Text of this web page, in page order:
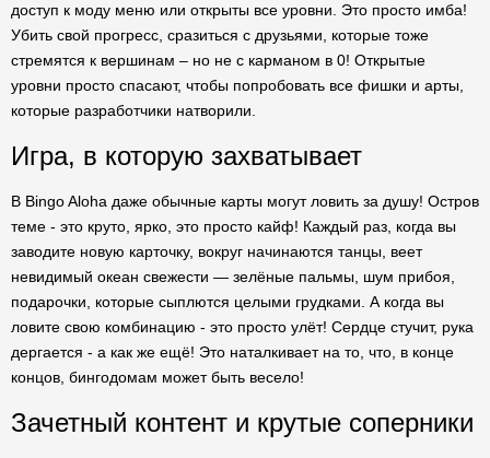
доступ к моду меню или открыты все уровни. Это просто имба!
Убить свой прогресс, сразиться с друзьями, которые тоже
стремятся к вершинам – но не с карманом в 0! Открытые
уровни просто спасают, чтобы попробовать все фишки и арты,
которые разработчики натворили.
Игра, в которую захватывает
В Bingo Aloha даже обычные карты могут ловить за душу! Остров
теме - это круто, ярко, это просто кайф! Каждый раз, когда вы
заводите новую карточку, вокруг начинаются танцы, веет
невидимый океан свежести — зелёные пальмы, шум прибоя,
подарочки, которые сыплются целыми грудками. А когда вы
ловите свою комбинацию - это просто улёт! Сердце стучит, рука
дергается - а как же ещё! Это наталкивает на то, что, в конце
концов, бингодомам может быть весело!
Зачетный контент и крутые соперники